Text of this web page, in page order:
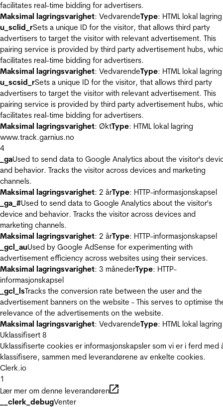
facilitates real-time bidding for advertisers.
Maksimal lagringsvarighet: VedvarendeType: HTML lokal lagring
u_sclid_rSets a unique ID for the visitor, that allows third party
advertisers to target the visitor with relevant advertisement. This
pairing service is provided by third party advertisement hubs,
facilitates real-time bidding for advertisers.
Maksimal lagringsvarighet: VedvarendeType: HTML lokal lagring
u_scsid_rSets a unique ID for the visitor, that allows third party
advertisers to target the visitor with relevant advertisement. This
pairing service is provided by third party advertisement hubs,
facilitates real-time bidding for advertisers.
Maksimal lagringsvarighet: ØktType: HTML lokal lagring
www.track.garnius.no
4
_gaUsed to send data to Google Analytics about the visitor's
and behavior. Tracks the visitor across devices and marketing
channels.
Maksimal lagringsvarighet: 2 årType: HTTP-informasjonskapsel
_ga_#Used to send data to Google Analytics about the visitor's
device and behavior. Tracks the visitor across devices and
marketing channels.
Maksimal lagringsvarighet: 2 årType: HTTP-informasjonskapsel
_gcl_auUsed by Google AdSense for experimenting with
advertisement efficiency across websites using their services.
Maksimal lagringsvarighet: 3 månederType: HTTP-
informasjonskapsel
_gcl_lsTracks the conversion rate between the user and the
advertisement banners on the website - This serves to optimise
relevance of the advertisements on the website.
Maksimal lagringsvarighet: VedvarendeType: HTML lokal lagring
Uklassifisert 8
Uklassifiserte cookies er informasjonskapsler som vi er i ferd med
klassifisere, sammen med leverandørene av enkelte cookies.
Clerk.io
1
Lær mer om denne leverandøren
__clerk_debugVenter